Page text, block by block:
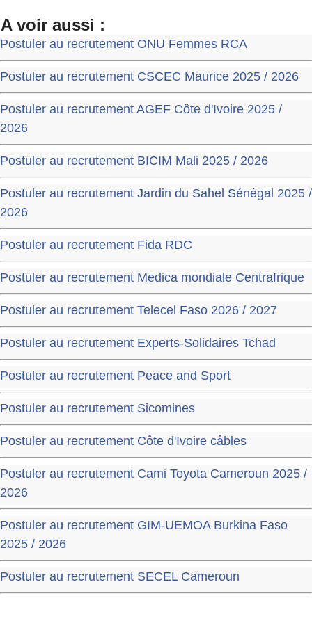
A voir aussi :
Postuler au recrutement ONU Femmes RCA
Postuler au recrutement CSCEC Maurice 2025 / 2026
Postuler au recrutement AGEF Côte d'Ivoire 2025 /
2026
Postuler au recrutement BICIM Mali 2025 / 2026
Postuler au recrutement Jardin du Sahel Sénégal 2025 /
2026
Postuler au recrutement Fida RDC
Postuler au recrutement Medica mondiale Centrafrique
Postuler au recrutement Telecel Faso 2026 / 2027
Postuler au recrutement Experts-Solidaires Tchad
Postuler au recrutement Peace and Sport
Postuler au recrutement Sicomines
Postuler au recrutement Côte d'Ivoire câbles
Postuler au recrutement Cami Toyota Cameroun 2025 /
2026
Postuler au recrutement GIM-UEMOA Burkina Faso
2025 / 2026
Postuler au recrutement SECEL Cameroun